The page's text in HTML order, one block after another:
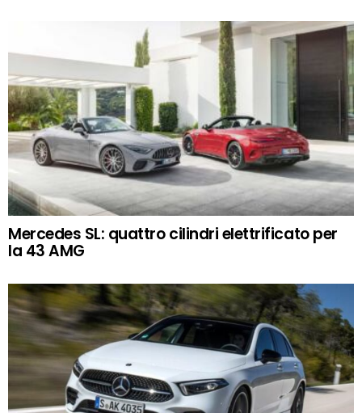
Mercedes SL: quattro cilindri elettrificato per
la 43 AMG